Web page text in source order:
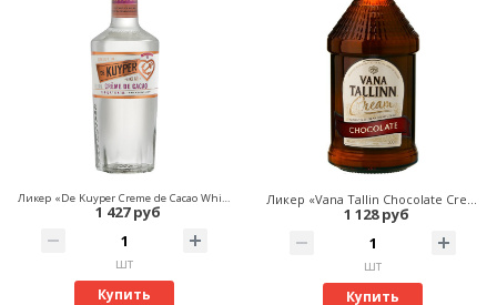
Ликер «De Kuyper Creme de Cacao White»
1 427 руб
шт
Купить
Ликер «Vana Tallin Chocolate Cream»
1 128 руб
шт
Купить